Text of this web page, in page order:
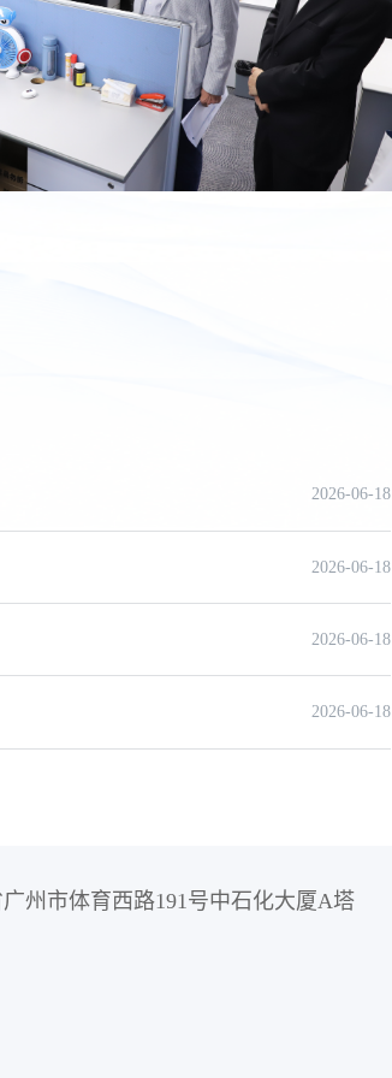
2026-06-18
2026-06-18
2026-06-18
2026-06-18
州市体育西路191号中石化大厦A塔